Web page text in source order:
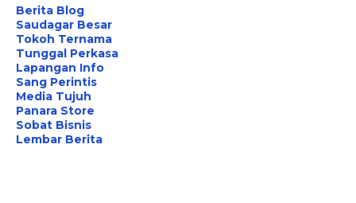
Berita Blog
Saudagar Besar
Tokoh Ternama
Tunggal Perkasa
Lapangan Info
Sang Perintis
Media Tujuh
Panara Store
Sobat Bisnis
Lembar Berita